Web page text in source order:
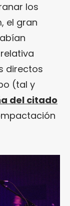
los
el gran
directos
(tal y
del citado